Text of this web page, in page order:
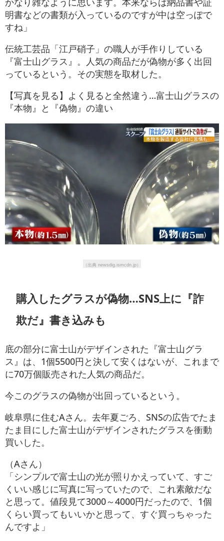
明書などの書類が入っているのですが中は空っぽで
すね」
伝統工芸品「江戸硝子」の職人が手作りしている
『富士山グラス』。人気の商品だが偽物が多く出回
っているという。その実態を取材した。
【写真を見る】よく見ると全然違う…富士山グラスの
『本物』と『偽物』の違い
（出典 newsdig.ismcdn.jp）
購入したグラスが偽物…SNS上に『詐
欺だ』書き込みも
底の部分に富士山がデザインされた『富士山グラ
ス』は、1個5500円と決して安くはないが、これまで
に70万個販売された人気の商品だ。
今このグラスの偽物が出回っているという。
岐阜県に住むAさん。去年夏ごろ、SNSの広告でたま
たま目にした富士山がデザインされたグラスを衝動
買いした。
（Aさん）
「シンプルで富士山の光が照りかえっていて、すご
くいい感じに写真に写っていたので、これ素敵だな
と思って。値段見て3000～4000円だったので、1個
くらい買ってもいいかと思って、すぐ買っちゃった
んですよ」